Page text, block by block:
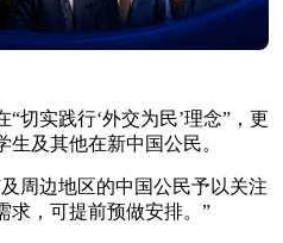
切实践行‘外交为民’理念”，更
及其他在新中国公民。
周边地区的中国公民予以关注
求，可提前预做安排。”